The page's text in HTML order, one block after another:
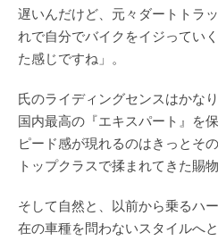
遅いんだけど、元々ダートトラ
れで自分でバイクをイジってい
た感じですね」。
氏のライディングセンスはかな
国内最高の『エキスパート』を
ピード感が現れるのはきっとそ
トップクラスで揉まれてきた賜物
そして自然と、以前から乗るハ
在の車種を問わないスタイルへ